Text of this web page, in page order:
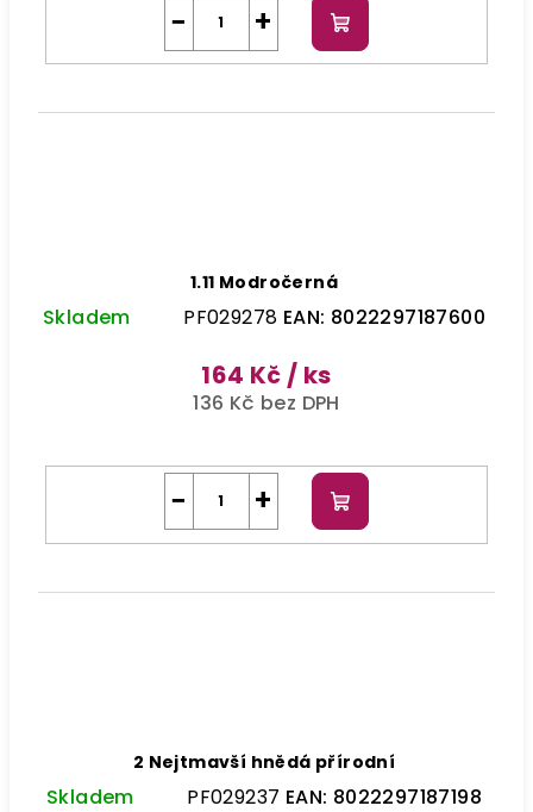
+
− Do
košíku
1.11 Modročerná
Skladem PF029278 EAN: 8022297187600
164 Kč / ks
136 Kč bez DPH
+
− Do
košíku
2 Nejtmavší hnědá přírodní
Skladem PF029237 EAN: 8022297187198